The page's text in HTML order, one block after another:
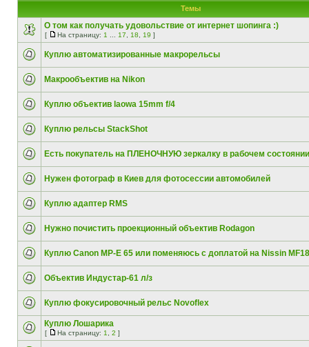
Темы
О том как получать удовольствие от интернет шопинга :)
[ На страницу: 1 17 18 19 ]
Куплю автоматизированные макрорельсы
Макрообъектив на Nikon
Куплю объектив laowa 15mm f/4
Куплю рельсы StackShot
Есть покупатель на ПЛЕНОЧНУЮ зеркалку в рабочем состоянии
Нужен фотограф в Киев для фотосессии автомобилей
Куплю адаптер RMS
Нужно почистить проекционный объектив Rodagon
Куплю Canon MP-E 65 или поменяюсь с доплатой на Nissin MF18
Объектив Индустар-61 л/з
Куплю фокусировочный рельс Novoflex
Куплю Лошарика
[ На страницу: 1 2 ]